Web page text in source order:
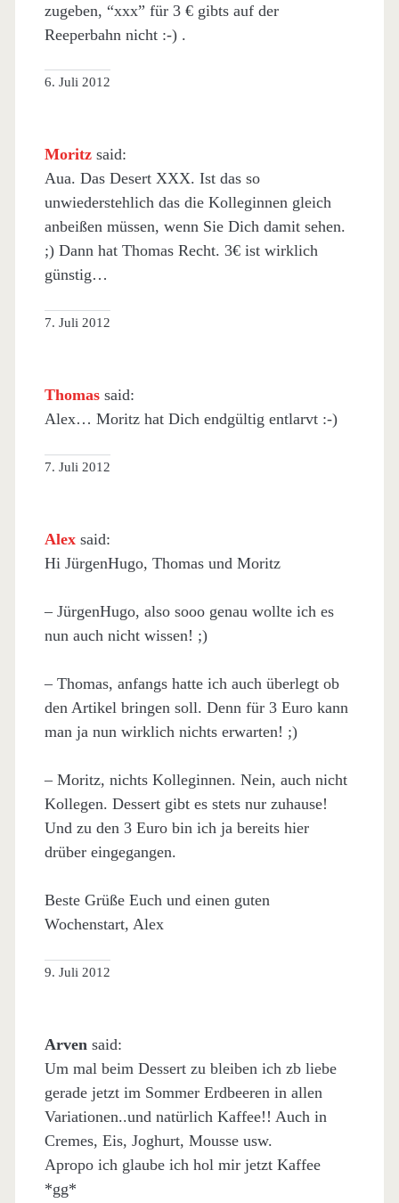
zugeben, “xxx” für 3 € gibts auf der
Reeperbahn nicht :-) .
6. Juli 2012
Moritz said:
Aua. Das Desert XXX. Ist das so
unwiederstehlich das die Kolleginnen gleich
anbeißen müssen, wenn Sie Dich damit sehen.
;) Dann hat Thomas Recht. 3€ ist wirklich
günstig…
7. Juli 2012
Thomas said:
Alex… Moritz hat Dich endgültig entlarvt :-)
7. Juli 2012
Alex said:
Hi JürgenHugo, Thomas und Moritz
– JürgenHugo, also sooo genau wollte ich es
nun auch nicht wissen! ;)
– Thomas, anfangs hatte ich auch überlegt ob
den Artikel bringen soll. Denn für 3 Euro kann
man ja nun wirklich nichts erwarten! ;)
– Moritz, nichts Kolleginnen. Nein, auch nicht
Kollegen. Dessert gibt es stets nur zuhause!
Und zu den 3 Euro bin ich ja bereits hier
drüber eingegangen.
Beste Grüße Euch und einen guten
Wochenstart, Alex
9. Juli 2012
Arven said:
Um mal beim Dessert zu bleiben ich zb liebe
gerade jetzt im Sommer Erdbeeren in allen
Variationen..und natürlich Kaffee!! Auch in
Cremes, Eis, Joghurt, Mousse usw.
Apropo ich glaube ich hol mir jetzt Kaffee
*gg*